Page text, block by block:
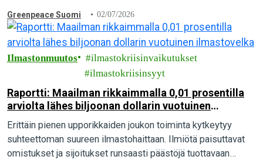
Greenpeace Suomi 02/07/2026
Ilmastonmuutos
ilmastokriisinvaikutukset
ilmastokriisinsyyt
Raportti: Maailman rikkaimmalla 0,01 prosentilla
arviolta lähes biljoonan dollarin vuotuinen
ilmastovelka
Erittäin pienen upporikkaiden joukon toiminta kytkeytyy
suhteettoman suureen ilmastohaittaan. Ilmiötä paisuttavat
omistukset ja sijoitukset runsaasti päästöjä tuottavaan